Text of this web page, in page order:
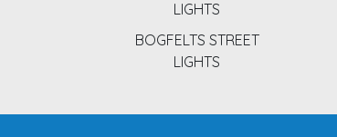
BOGFELTS STREET
LIGHTS